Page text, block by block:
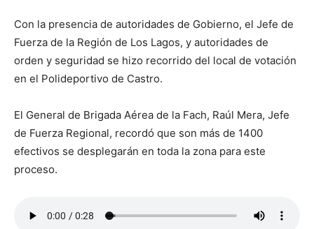
Con la presencia de autoridades de Gobierno, el Jefe de
Fuerza de la Región de Los Lagos, y autoridades de
orden y seguridad se hizo recorrido del local de votación
en el Polideportivo de Castro.
El General de Brigada Aérea de la Fach, Raúl Mera, Jefe
de Fuerza Regional, recordó que son más de 1400
efectivos se desplegarán en toda la zona para este
proceso.